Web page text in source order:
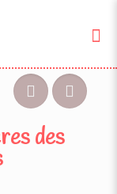
des